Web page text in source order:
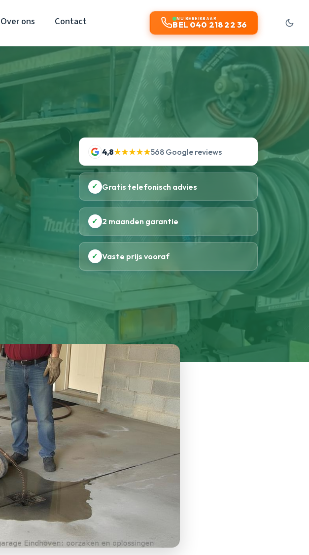
Over ons Contact NU BEREIKBAAR
BEL 040 218 22 36
4,8★★★★★568 Google reviews
✓ Gratis telefonisch advies
✓ 2 maanden garantie
✓ Vaste prijs vooraf